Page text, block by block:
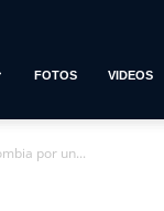
FOTOS VIDEOS
por un...